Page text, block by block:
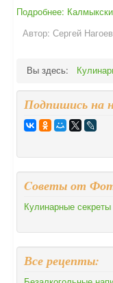
Подробнее:
Автор: Сергей
Вы здесь:
Подпишись на
Cоветы от
Кулинарные секреты
Все рецепты: